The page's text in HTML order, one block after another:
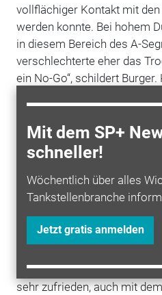
Mit dem SP+
schneller!
Wöchentlich über alles
Tankstellenbranche
Jetzt gratis anmelden
vollflächiger Kontakt mit
werden konnte. Bei hohem
in diesem Bereich des A-
verschlechterte eher das
ein No-Go“, schildert
Seitentrockner, der den
Nächste Generation
Tauberbischofsheim 2018
Promicro bekommen. Auch
Bezeichnung Promicro 2.0
um eine Weiterentwicklung
Material seit einem
sehr zufrieden, auch mit